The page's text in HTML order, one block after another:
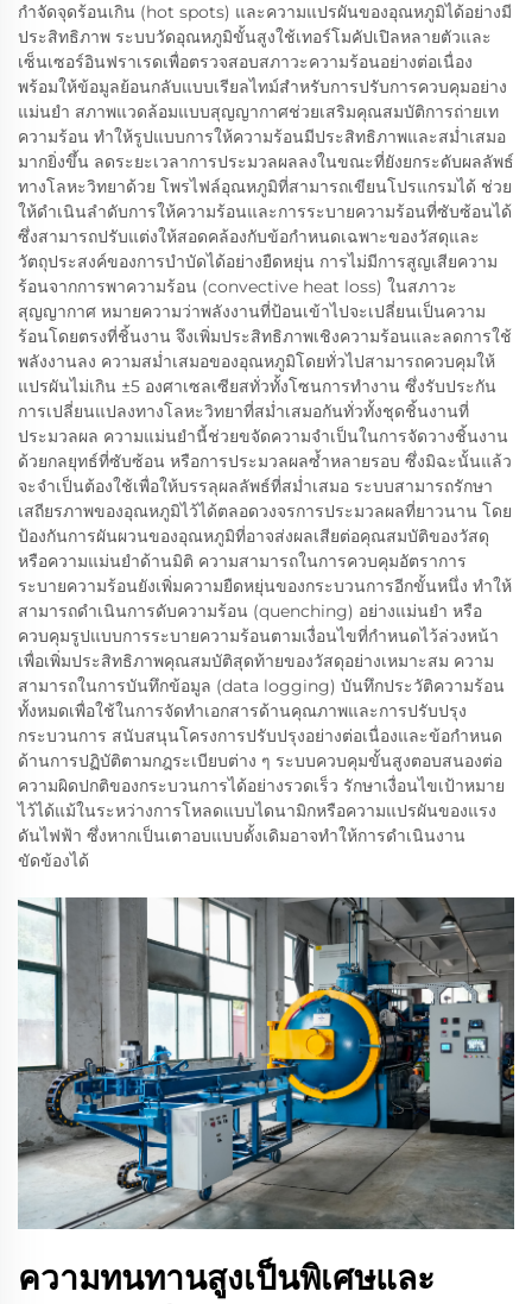
กำจัดจุดร้อนเกิน (hot spots) และความแปรผันของอุณหภูมิได้อย่างมี
ประสิทธิภาพ ระบบวัดอุณหภูมิขั้นสูงใช้เทอร์โมคัปเปิลหลายตัวและ
เซ็นเซอร์อินฟราเรดเพื่อตรวจสอบสภาวะความร้อนอย่างต่อเนื่อง
พร้อมให้ข้อมูลย้อนกลับแบบเรียลไทม์สำหรับการปรับการควบคุมอย่าง
แม่นยำ สภาพแวดล้อมแบบสุญญากาศช่วยเสริมคุณสมบัติการถ่ายเท
ความร้อน ทำให้รูปแบบการให้ความร้อนมีประสิทธิภาพและสม่ำเสมอ
มากยิ่งขึ้น ลดระยะเวลาการประมวลผลลงในขณะที่ยังยกระดับผลลัพธ์
ทางโลหะวิทยาด้วย โพรไฟล์อุณหภูมิที่สามารถเขียนโปรแกรมได้ ช่วย
ให้ดำเนินลำดับการให้ความร้อนและการระบายความร้อนที่ซับซ้อนได้
ซึ่งสามารถปรับแต่งให้สอดคล้องกับข้อกำหนดเฉพาะของวัสดุและ
วัตถุประสงค์ของการบำบัดได้อย่างยืดหยุ่น การไม่มีการสูญเสียความ
ร้อนจากการพาความร้อน (convective heat loss) ในสภาวะ
สุญญากาศ หมายความว่าพลังงานที่ป้อนเข้าไปจะเปลี่ยนเป็นความ
ร้อนโดยตรงที่ชิ้นงาน จึงเพิ่มประสิทธิภาพเชิงความร้อนและลดการใช้
พลังงานลง ความสม่ำเสมอของอุณหภูมิโดยทั่วไปสามารถควบคุมให้
แปรผันไม่เกิน ±5 องศาเซลเซียสทั่วทั้งโซนการทำงาน ซึ่งรับประกัน
การเปลี่ยนแปลงทางโลหะวิทยาที่สม่ำเสมอกันทั่วทั้งชุดชิ้นงานที่
ประมวลผล ความแม่นยำนี้ช่วยขจัดความจำเป็นในการจัดวางชิ้นงาน
ด้วยกลยุทธ์ที่ซับซ้อน หรือการประมวลผลซ้ำหลายรอบ ซึ่งมิฉะนั้นแล้ว
จะจำเป็นต้องใช้เพื่อให้บรรลุผลลัพธ์ที่สม่ำเสมอ ระบบสามารถรักษา
เสถียรภาพของอุณหภูมิไว้ได้ตลอดวงจรการประมวลผลที่ยาวนาน โดย
ป้องกันการผันผวนของอุณหภูมิที่อาจส่งผลเสียต่อคุณสมบัติของวัสดุ
หรือความแม่นยำด้านมิติ ความสามารถในการควบคุมอัตราการ
ระบายความร้อนยังเพิ่มความยืดหยุ่นของกระบวนการอีกขั้นหนึ่ง ทำให้
สามารถดำเนินการดับความร้อน (quenching) อย่างแม่นยำ หรือ
ควบคุมรูปแบบการระบายความร้อนตามเงื่อนไขที่กำหนดไว้ล่วงหน้า
เพื่อเพิ่มประสิทธิภาพคุณสมบัติสุดท้ายของวัสดุอย่างเหมาะสม ความ
สามารถในการบันทึกข้อมูล (data logging) บันทึกประวัติความร้อน
ทั้งหมดเพื่อใช้ในการจัดทำเอกสารด้านคุณภาพและการปรับปรุง
กระบวนการ สนับสนุนโครงการปรับปรุงอย่างต่อเนื่องและข้อกำหนด
ด้านการปฏิบัติตามกฎระเบียบต่าง ๆ ระบบควบคุมขั้นสูงตอบสนองต่อ
ความผิดปกติของกระบวนการได้อย่างรวดเร็ว รักษาเงื่อนไขเป้าหมาย
ไว้ได้แม้ในระหว่างการโหลดแบบไดนามิกหรือความแปรผันของแรง
ดันไฟฟ้า ซึ่งหากเป็นเตาอบแบบดั้งเดิมอาจทำให้การดำเนินงาน
ขัดข้องได้
ความทนทานสูงเป็นพิเศษและ